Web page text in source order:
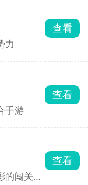
力
查看
手游
查看
的闯关的
查看